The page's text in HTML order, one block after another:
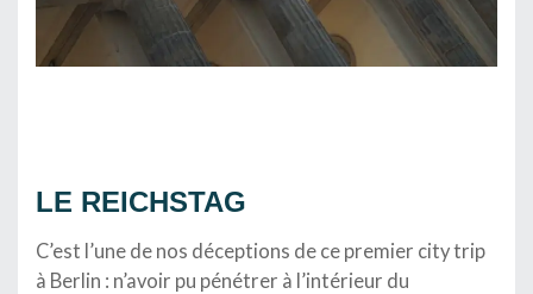
LE REICHSTAG
C’est l’une de nos déceptions de ce premier city trip
à Berlin : n’avoir pu pénétrer à l’intérieur du